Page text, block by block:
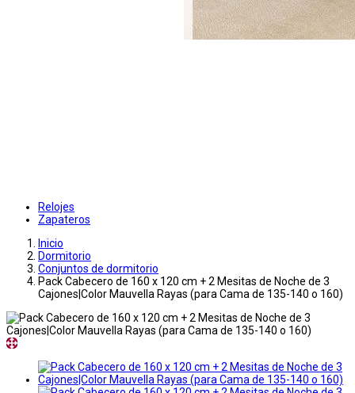
Relojes
Zapateros
Inicio
Dormitorio
Conjuntos de dormitorio
Pack Cabecero de 160 x 120 cm + 2 Mesitas de Noche de 3
Cajones|Color Mauvella Rayas (para Cama de 135-140 o 160)